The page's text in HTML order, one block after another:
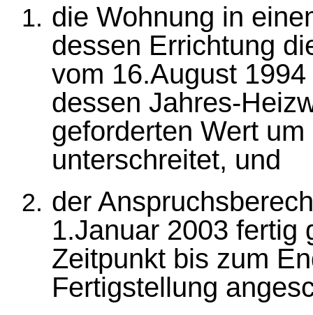
die Wohnung in
dessen Errichtung
vom 16.August
dessen Jahres-
geforderten Wert
unterschreitet, und
der
1.Januar 2003 fertig
Zeitpunkt bis zum
Fertigstellung